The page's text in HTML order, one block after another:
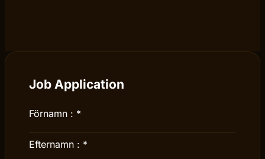
Job Application
Förnamn : *
Efternamn : *